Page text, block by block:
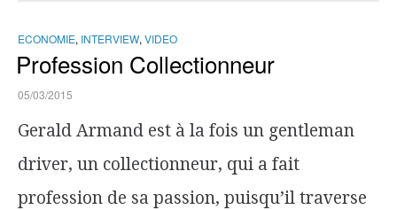
ECONOMIE, INTERVIEW, VIDEO
Profession Collectionneur
05/03/2015
Gerald Armand est à la fois un gentleman
driver, un collectionneur, qui a fait
profession de sa passion, puisqu’il traverse